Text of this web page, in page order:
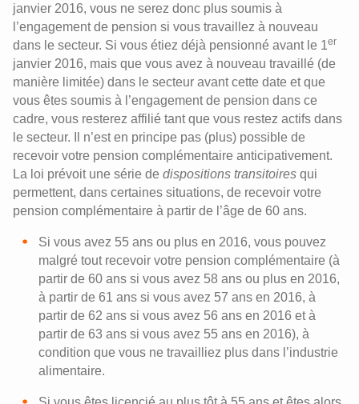
janvier 2016, vous ne serez donc plus soumis à
l’engagement de pension si vous travaillez à nouveau
dans le secteur. Si vous étiez déjà pensionné avant le 1er
janvier 2016, mais que vous avez à nouveau travaillé (de
manière limitée) dans le secteur avant cette date et que
vous êtes soumis à l’engagement de pension dans ce
cadre, vous resterez affilié tant que vous restez actifs dans
le secteur. Il n’est en principe pas (plus) possible de
recevoir votre pension complémentaire anticipativement.
La loi prévoit une série de dispositions transitoires qui
permettent, dans certaines situations, de recevoir votre
pension complémentaire à partir de l’âge de 60 ans.
Si vous avez 55 ans ou plus en 2016, vous pouvez
malgré tout recevoir votre pension complémentaire (à
partir de 60 ans si vous avez 58 ans ou plus en 2016,
à partir de 61 ans si vous avez 57 ans en 2016, à
partir de 62 ans si vous avez 56 ans en 2016 et à
partir de 63 ans si vous avez 55 ans en 2016), à
condition que vous ne travailliez plus dans l’industrie
alimentaire.